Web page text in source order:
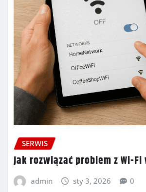
SERWIS
Jak rozwiązać problem z Wi-
admin sty 3, 2026 0